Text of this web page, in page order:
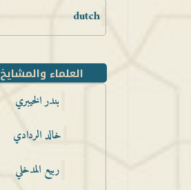
dutch
العلماء والمشايخ
بندر الخيبري
خالد الردادي
ربيع المدخلي